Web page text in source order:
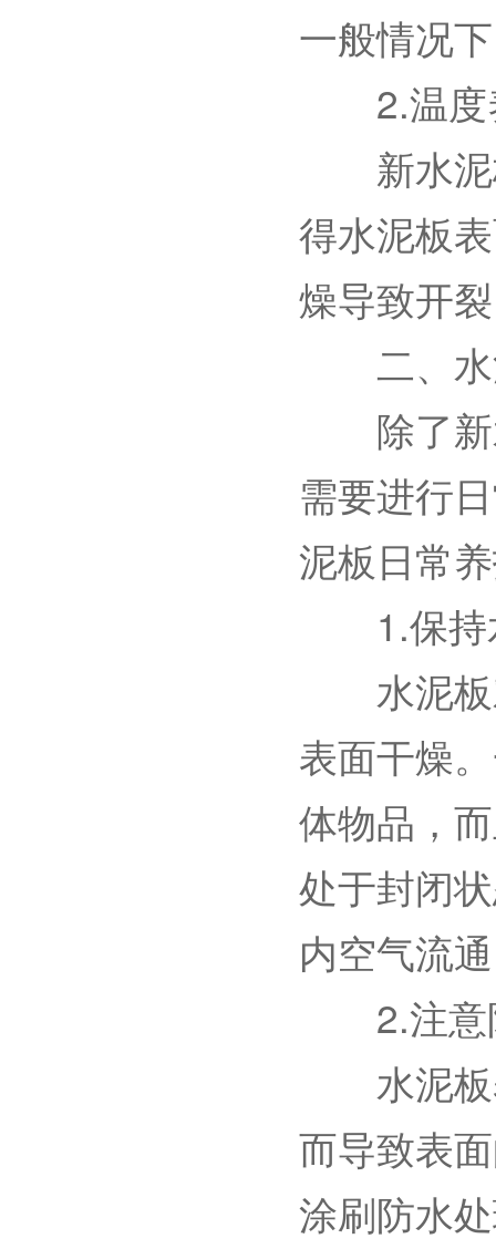
一般情况
2.温度
新水泥
得水泥板
燥导致开
二、水
除了新
需要进行
泥板日常
1.保持
水泥板
表面干燥
体物品，
处于封闭
内空气流
2.注意
水泥板
而导致表
涂刷防水